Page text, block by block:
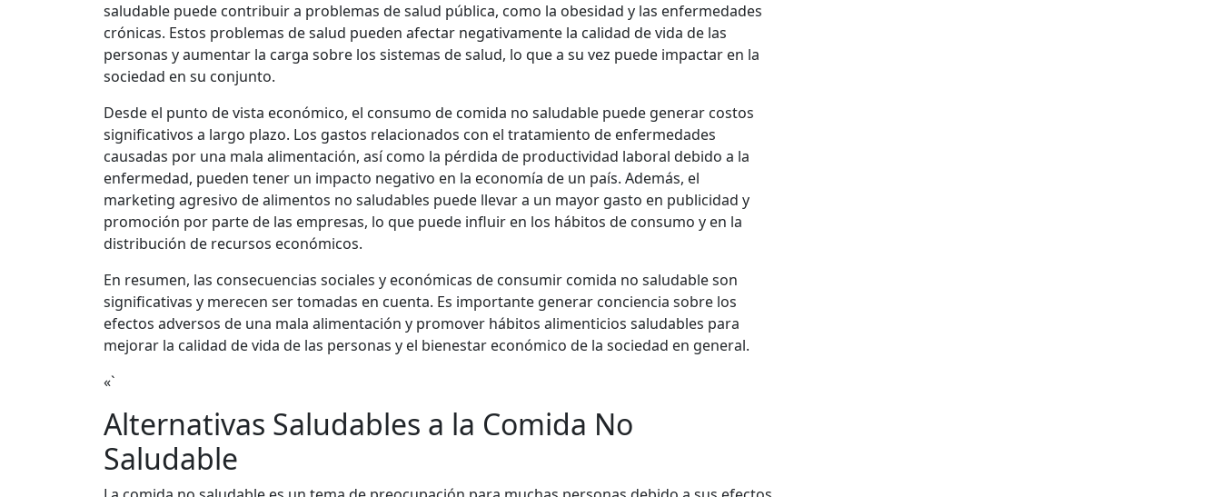
saludable puede contribuir a problemas de salud pública, como la obesidad y las enfermedades
crónicas. Estos problemas de salud pueden afectar negativamente la calidad de vida de las
personas y aumentar la carga sobre los sistemas de salud, lo que a su vez puede impactar en la
sociedad en su conjunto.
Desde el punto de vista económico, el consumo de comida no saludable puede generar costos
significativos a largo plazo. Los gastos relacionados con el tratamiento de enfermedades
causadas por una mala alimentación, así como la pérdida de productividad laboral debido a la
enfermedad, pueden tener un impacto negativo en la economía de un país. Además, el
marketing agresivo de alimentos no saludables puede llevar a un mayor gasto en publicidad y
promoción por parte de las empresas, lo que puede influir en los hábitos de consumo y en la
distribución de recursos económicos.
En resumen, las consecuencias sociales y económicas de consumir comida no saludable son
significativas y merecen ser tomadas en cuenta. Es importante generar conciencia sobre los
efectos adversos de una mala alimentación y promover hábitos alimenticios saludables para
mejorar la calidad de vida de las personas y el bienestar económico de la sociedad en general.
«`
Alternativas Saludables a la Comida No
Saludable